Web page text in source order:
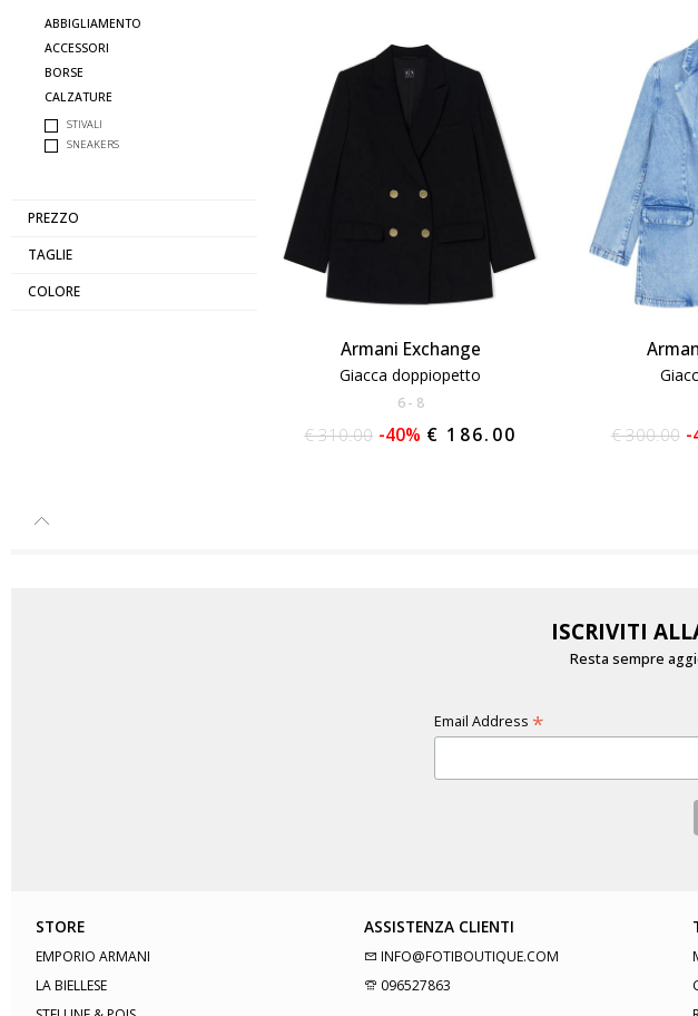
ABBIGLIAMENTO
ACCESSORI
BORSE
CALZATURE
STIVALI
SNEAKERS
PREZZO
TAGLIE
COLORE
Armani Exchange
Giacca doppiopetto
6 8
€ 310.00 -40% € 186.00 € 300.00 -
ISCRIVITI
Resta sempre
Email Address *
STORE
EMPORIO ARMANI
LA BIELLESE
ASSISTENZA CLIENTI
INFO@FOTIBOUTIQUE.COM
096527863